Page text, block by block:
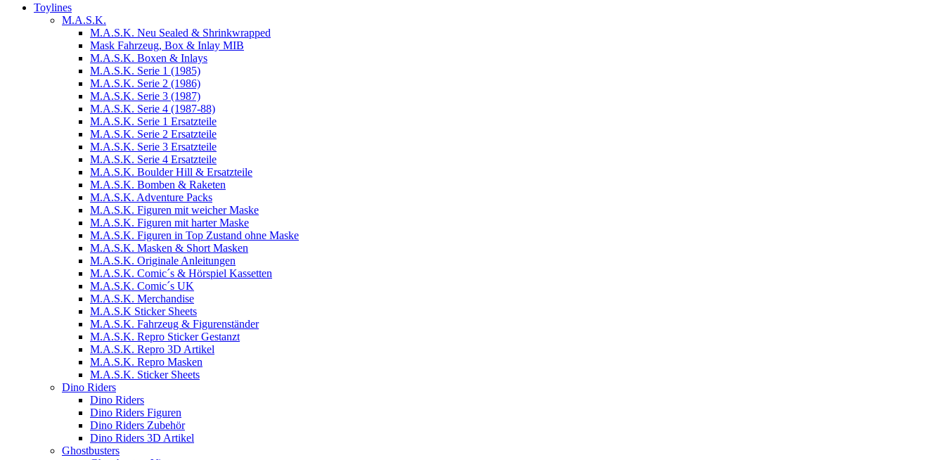
Toylines
M.A.S.K.
M.A.S.K. Neu Sealed & Shrinkwrapped
Mask Fahrzeug, Box & Inlay MIB
M.A.S.K. Boxen & Inlays
M.A.S.K. Serie 1 (1985)
M.A.S.K. Serie 2 (1986)
M.A.S.K. Serie 3 (1987)
M.A.S.K. Serie 4 (1987-88)
M.A.S.K. Serie 1 Ersatzteile
M.A.S.K. Serie 2 Ersatzteile
M.A.S.K. Serie 3 Ersatzteile
M.A.S.K. Serie 4 Ersatzteile
M.A.S.K. Boulder Hill & Ersatzteile
M.A.S.K. Bomben & Raketen
M.A.S.K. Adventure Packs
M.A.S.K. Figuren mit weicher Maske
M.A.S.K. Figuren mit harter Maske
M.A.S.K. Figuren in Top Zustand ohne Maske
M.A.S.K. Masken & Short Masken
M.A.S.K. Originale Anleitungen
M.A.S.K. Comic´s & Hörspiel Kassetten
M.A.S.K. Comic´s UK
M.A.S.K. Merchandise
M.A.S.K Sticker Sheets
M.A.S.K. Fahrzeug & Figurenständer
M.A.S.K. Repro Sticker Gestanzt
M.A.S.K. Repro 3D Artikel
M.A.S.K. Repro Masken
M.A.S.K. Sticker Sheets
Dino Riders
Dino Riders
Dino Riders Figuren
Dino Riders Zubehör
Dino Riders 3D Artikel
Ghostbusters